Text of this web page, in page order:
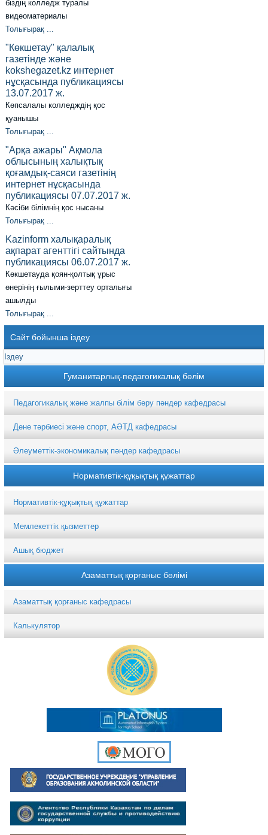
біздің колледж туралы
видеоматериалы
Толығырақ ...
"Көкшетау" қалалық
газетінде және
kokshegazet.kz интернет
нұсқасында публикациясы
13.07.2017 ж.
Көпсалалы колледждің қос
қуанышы
Толығырақ ...
"Арқа ажары" Ақмола
облысының халықтық
қоғамдық-саяси газетінің
интернет нұсқасында
публикациясы 07.07.2017 ж.
Кәсіби білімнің қос нысаны
Толығырақ ...
Kazinform халықаралық
ақпарат агенттігі сайтында
публикациясы 06.07.2017 ж.
Көкшетауда қоян-қолтық ұрыс
өнерінің ғылыми-зерттеу орталығы
ашылды
Толығырақ ...
Сайт бойынша іздеу
Гуманитарлық-педагогикалық бөлім
Педагогикалық және жалпы білім беру пәндер кафедрасы
Дене тәрбиесі және спорт, АӘТД кафедрасы
Әлеуметтік-экономикалық пәндер кафедрасы
Нормативтік-құқықтық құжаттар
Нормативтік-құқықтық құжаттар
Мемлекеттік қызметтер
Ашық бюджет
Азаматтық қорғаныс бөлімі
Азаматтық қорғаныс кафедрасы
Калькулятор